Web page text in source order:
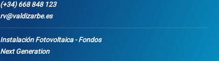
(+34) 668 848 123
rv@valdizarbe.es
Instalación Fotovoltaica - Fondos
Next Generation